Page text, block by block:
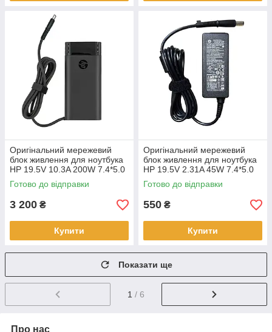
Оригінальний мережевий
блок живлення для ноутбука
HP 19.5V 10.3A 200W 7.4*5.0
mm Ovale
Готово до відправки
3 200 ₴
Купити
Оригінальний мережевий
блок живлення для ноутбука
HP 19.5V 2.31A 45W 7.4*5.0
mm прямокутний
Готово до відправки
550 ₴
Купити
Показати ще
1 / 6
Про нас